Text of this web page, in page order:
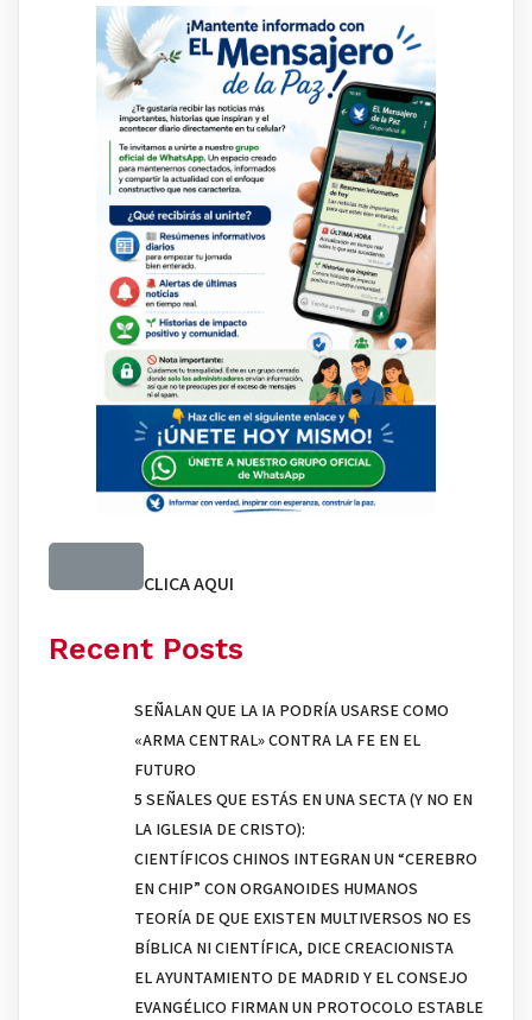
CLICA AQUI
Recent Posts
SEÑALAN QUE LA IA PODRÍA USARSE COMO
«ARMA CENTRAL» CONTRA LA FE EN EL
FUTURO
5 SEÑALES QUE ESTÁS EN UNA SECTA (Y NO EN
LA IGLESIA DE CRISTO):
CIENTÍFICOS CHINOS INTEGRAN UN “CEREBRO
EN CHIP” CON ORGANOIDES HUMANOS
TEORÍA DE QUE EXISTEN MULTIVERSOS NO ES
BÍBLICA NI CIENTÍFICA, DICE CREACIONISTA
EL AYUNTAMIENTO DE MADRID Y EL CONSEJO
EVANGÉLICO FIRMAN UN PROTOCOLO ESTABLE